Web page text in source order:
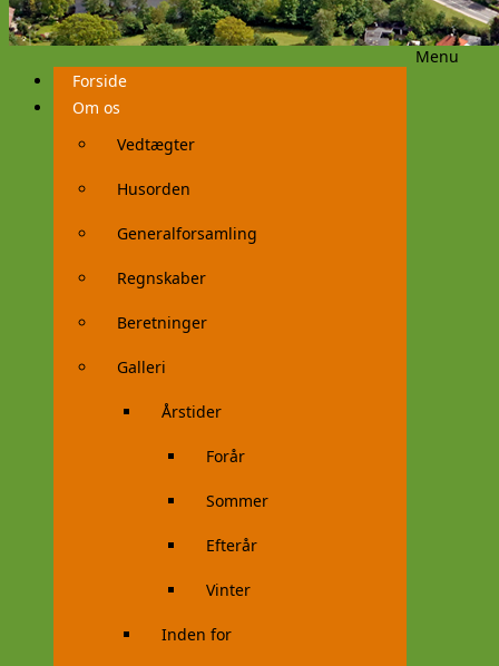
Menu
Videre
til
indhold
Forside
Om os
Vedtægter
Husorden
Generalforsamling
Regnskaber
Beretninger
Galleri
Årstider
Forår
Sommer
Efterår
Vinter
Inden for